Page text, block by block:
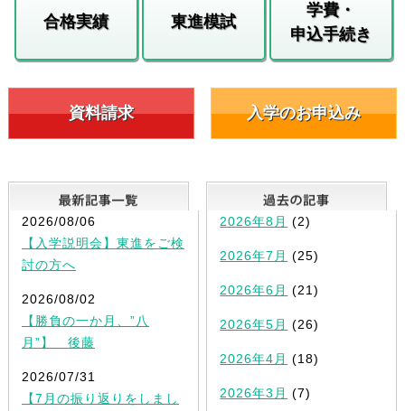
合格実績 東進模試
学費・
申込手続き
資料請求 入学のお申込み
最新記事一覧
2026/08/06
【入学説明会】東進をご検
討の方へ
2026/08/02
【勝負の一か月、”八
月”】 後藤
2026/07/31
【7月の振り返りをしまし
2026年8月 (2)
2026年7月 (25)
2026年6月 (21)
2026年5月 (26)
2026年4月 (18)
2026年3月 (7)